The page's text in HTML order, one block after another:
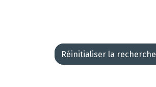
Réinitialiser la recherche